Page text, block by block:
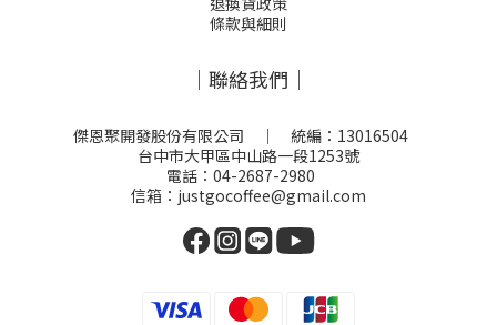
條款與細則
｜聯絡我們｜
傑恩聚開發股份有限公司 ｜ 統編：13016504
台中市大甲區中山路一段1253號
電話：04-2687-2980
信箱：justgocoffee@gmail.com